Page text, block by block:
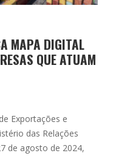
MAPA DIGITAL
QUE ATUAM
Exportações e
das Relações
de agosto de 2024,